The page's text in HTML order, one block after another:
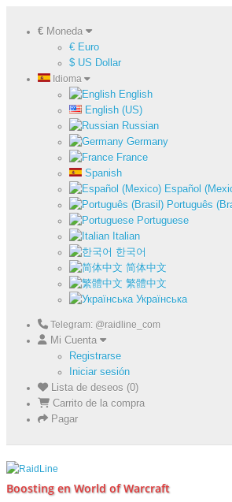
€ Moneda
€ Euro
$ US Dollar
Idioma
English
English (US)
Russian
Germany
France
Spanish
Español
Português
Portuguese
Italian
한국어
简体中文
繁體中文
Українська
Telegram: @raidline_com
Mi Cuenta
Registrarse
Iniciar sesión
Lista de deseos (0)
Carrito de la compra
Pagar
Boosting en World of Warcraft